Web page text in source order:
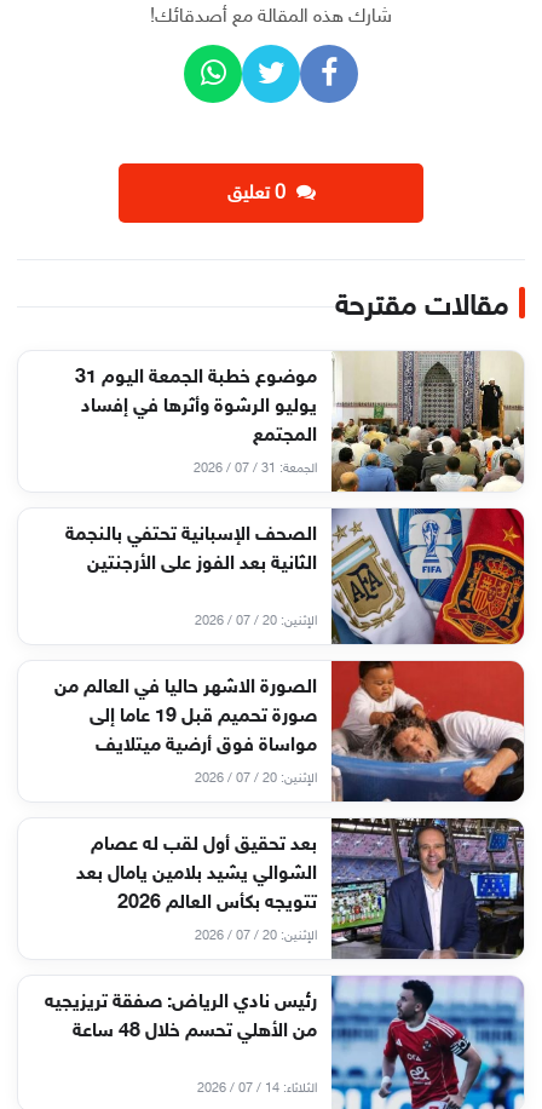
شارك هذه المقالة مع أصدقائك!
‫0 تعليق
مقالات مقترحة
موضوع خطبة الجمعة اليوم 31
يوليو الرشوة وأثرها في إفساد
المجتمع
الجمعة: 31 / 07 / 2026
الصحف الإسبانية تحتفي بالنجمة
الثانية بعد الفوز على الأرجنتين
الإثنين: 20 / 07 / 2026
الصورة الاشهر حاليا في العالم من
صورة تحميم قبل 19 عاما إلى
مواساة فوق أرضية ميتلايف
الإثنين: 20 / 07 / 2026
بعد تحقيق أول لقب له عصام
الشوالي يشيد بلامين يامال بعد
تتويجه بكأس العالم 2026
الإثنين: 20 / 07 / 2026
رئيس نادي الرياض: صفقة تريزيجيه
من الأهلي تحسم خلال 48 ساعة
الثلاثاء: 14 / 07 / 2026